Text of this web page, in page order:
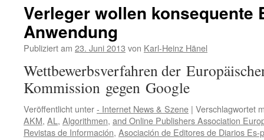
Verleger wollen konsequente
Anwendung
Publiziert am 23. Juni 2013 von Karl-Heinz Hänel
Wettbewerbsverfahren der
Kommission gegen Google
Veröffentlicht unter- Internet News & Szene | Verschlagwortet
AKM, AL , Algorithmen, and Online Publishers Association
Revistas de Información, Asociación de Editores de Diarios Es-